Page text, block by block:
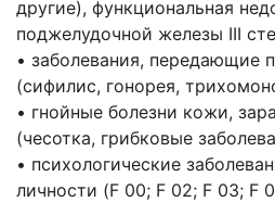
другие), функциональная
поджелудочной железы III
• заболевания, передающие
(сифилис, гонорея,
• гнойные болезни кожи,
(чесотка, грибковые
• психологические
личности (F 00; F 02; F 03; F